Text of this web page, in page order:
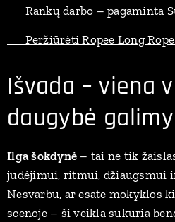
🇫🇮 Rankų darbo – pagaminta
👉 Peržiūrėti Ropee Long
Išvada – viena
daugybė
Ilga šokdynė – tai ne tik
judėjimui, ritmui, džiaugsmui
Nesvarbu, ar esate mokyklos
scenoje – ši veikla sukuria